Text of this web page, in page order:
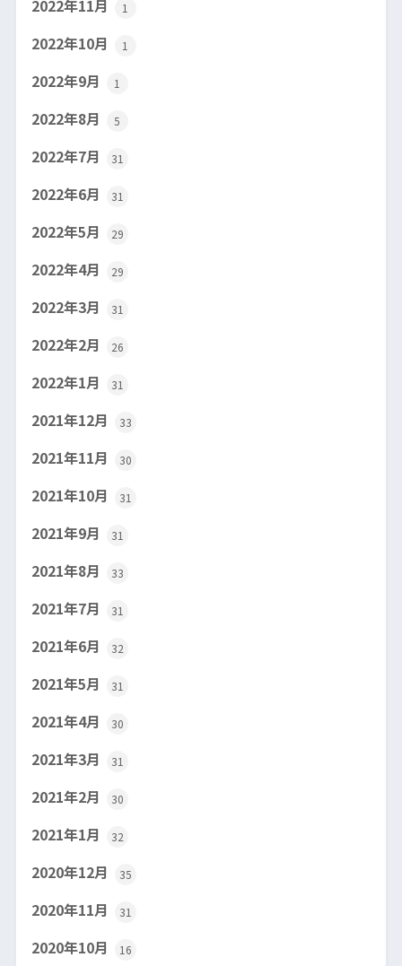
2022年11月 1
2022年10月 1
2022年9月 1
2022年8月 5
2022年7月 31
2022年6月 31
2022年5月 29
2022年4月 29
2022年3月 31
2022年2月 26
2022年1月 31
2021年12月 33
2021年11月 30
2021年10月 31
2021年9月 31
2021年8月 33
2021年7月 31
2021年6月 32
2021年5月 31
2021年4月 30
2021年3月 31
2021年2月 30
2021年1月 32
2020年12月 35
2020年11月 31
2020年10月 16